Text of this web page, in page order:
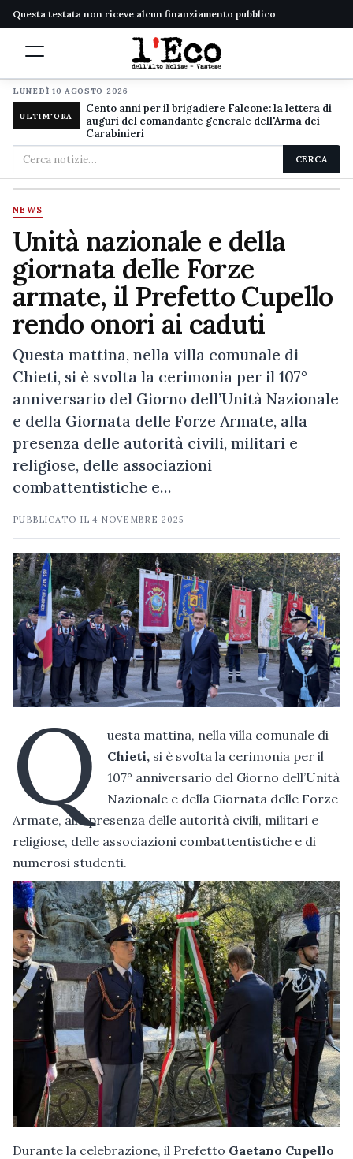
Questa testata non riceve alcun finanziamento pubblico
LUNEDÌ 10 AGOSTO 2026
ULTIM'ORA
Cento anni per il brigadiere Falcone: la lettera di
auguri del comandante generale dell'Arma dei
Carabinieri
Cerca
nel
sito
CERCA
NEWS
Unità nazionale e della
giornata delle Forze
armate, il Prefetto Cupello
rendo onori ai caduti
Questa mattina, nella villa comunale di
Chieti, si è svolta la cerimonia per il 107°
anniversario del Giorno dell’Unità Nazionale
e della Giornata delle Forze Armate, alla
presenza delle autorità civili, militari e
religiose, delle associazioni
combattentistiche e…
PUBBLICATO IL4 NOVEMBRE 2025
Q
uesta mattina, nella villa comunale di
Chieti, si è svolta la cerimonia per il
107° anniversario del Giorno dell’Unità
Nazionale e della Giornata delle Forze
Armate, alla presenza delle autorità civili, militari e
religiose, delle associazioni combattentistiche e di
numerosi studenti.
Durante la celebrazione, il Prefetto Gaetano Cupello